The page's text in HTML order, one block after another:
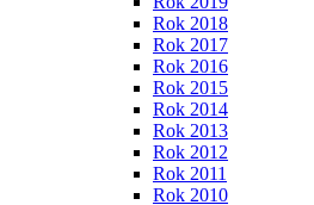
Rok 2018
Rok 2017
Rok 2016
Rok 2015
Rok 2014
Rok 2013
Rok 2012
Rok 2011
Rok 2010